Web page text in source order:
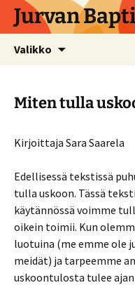
Siirry
sisältöön
Jurvan
Valikko
Miten tulla
Kirjoittaja Sara Saarela
Edellisessä tekstissä
tulla uskoon. Tässä
käytännössä voimme
oikein toimii. Kun
luotuina (me emme ole
meidät) ja tarpeemme
uskoontulosta tulee